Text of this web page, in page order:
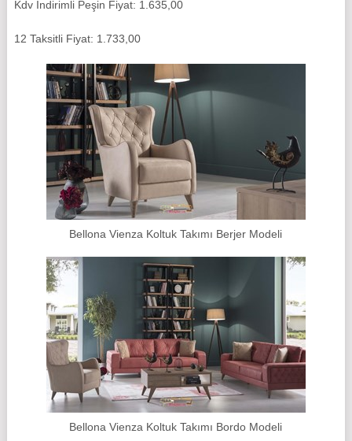
Kdv İndirimli Peşin Fiyat: 1.635,00
12 Taksitli Fiyat: 1.733,00
Bellona Vienza Koltuk Takımı Berjer Modeli
Bellona Vienza Koltuk Takımı Bordo Modeli